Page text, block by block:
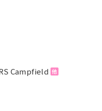
Campfield 他